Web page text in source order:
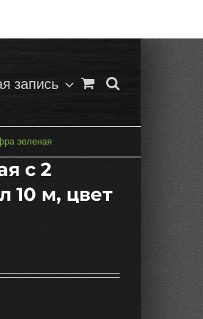
запись
зеленая
с 2
10 м, цвет